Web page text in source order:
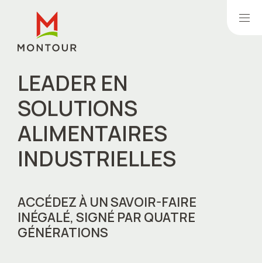
INDUSTRIELS
PRIVÉES
QUALITÉ
LEADER EN
SOLUTIONS
ALIMENTAIRES
INDUSTRIELLES
ACCÉDEZ À UN SAVOIR-FAIRE
INÉGALÉ, SIGNÉ PAR QUATRE
GÉNÉRATIONS